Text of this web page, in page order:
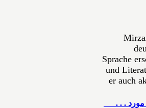
Sprache
und
er auch
مورد . . .